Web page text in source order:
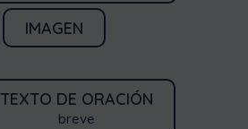
IMAGEN
TEXTO DE ORACIÓN
breve